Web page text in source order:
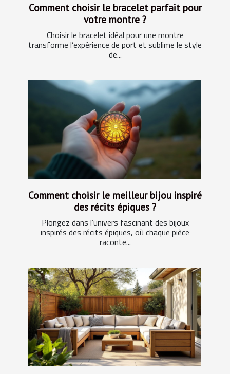
Comment choisir le bracelet parfait pour
votre montre ?
Choisir le bracelet idéal pour une montre
transforme l’expérience de port et sublime le style
de...
Comment choisir le meilleur bijou inspiré
des récits épiques ?
Plongez dans l’univers fascinant des bijoux
inspirés des récits épiques, où chaque pièce
raconte...